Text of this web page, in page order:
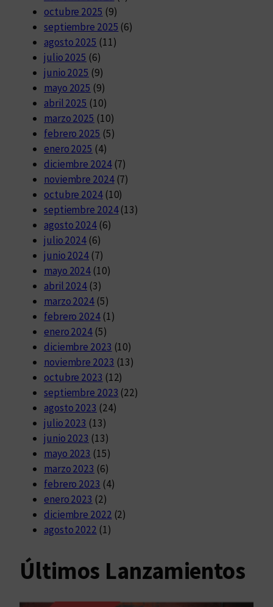
octubre 2025 (9)
septiembre 2025 (6)
agosto 2025 (11)
julio 2025 (6)
junio 2025 (9)
mayo 2025 (9)
abril 2025 (10)
marzo 2025 (10)
febrero 2025 (5)
enero 2025 (4)
diciembre 2024(7)
noviembre 2024(7)
octubre 2024(10)
septiembre 2024(13)
agosto 2024(6)
julio 2024 (6)
junio 2024 (7)
mayo 2024 (10)
abril 2024 (3)
marzo 2024 (5)
febrero 2024(1)
enero 2024 (5)
diciembre 2023 (10)
noviembre 2023 (13)
octubre 2023 (12)
septiembre 2023 (22)
agosto 2023 (24)
julio 2023 (13)
junio 2023 (13)
mayo 2023 (15)
marzo 2023 (6)
febrero 2023 (4)
enero 2023 (2)
diciembre 2022 (2)
agosto 2022 (1)
Últimos Lanzamientos